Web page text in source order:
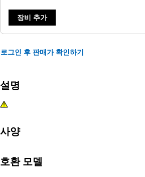
장비 추가
로그인 후 판매가 확인하기
설명
사양
호환 모델